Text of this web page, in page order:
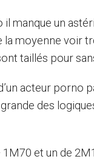
manque un
moyenne voir
taillés pour
acteur porno
des
et un de